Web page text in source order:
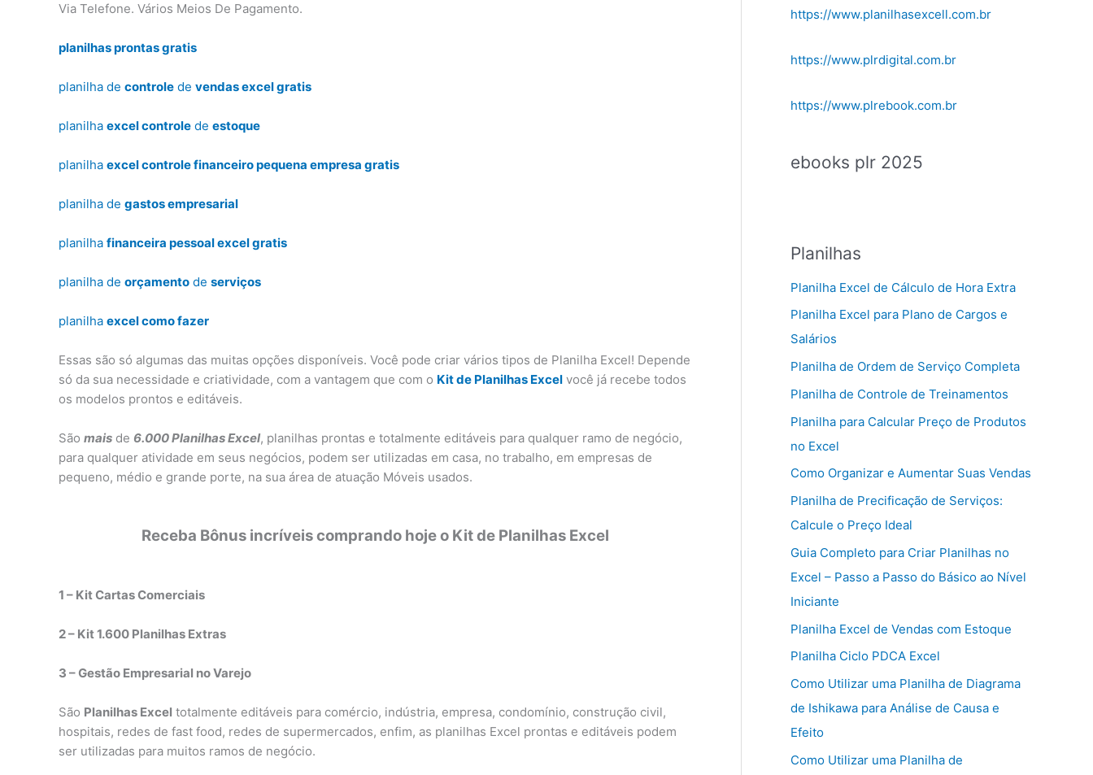
Via Telefone. Vários Meios De Pagamento.
planilhas prontas gratis
planilha de controle de vendas excel gratis
planilha excel controle de estoque
planilha excel controle financeiro pequena empresa gratis
planilha de gastos empresarial
planilha financeira pessoal excel gratis
planilha de orçamento de serviços
planilha excel como fazer
Essas são só algumas das muitas opções disponíveis. Você pode criar vários tipos de Planilha Excel! Depende
só da sua necessidade e criatividade, com a vantagem que com o Kit de Planilhas Excel você já recebe todos
os modelos prontos e editáveis.
São mais de 6.000 Planilhas Excel, planilhas prontas e totalmente editáveis para qualquer ramo de negócio,
para qualquer atividade em seus negócios, podem ser utilizadas em casa, no trabalho, em empresas de
pequeno, médio e grande porte, na sua área de atuação Móveis usados.
Receba Bônus incríveis comprando hoje o Kit de Planilhas Excel
1 – Kit Cartas Comerciais
2 – Kit 1.600 Planilhas Extras
3 – Gestão Empresarial no Varejo
São Planilhas Excel totalmente editáveis para comércio, indústria, empresa, condomínio, construção civil,
hospitais, redes de fast food, redes de supermercados, enfim, as planilhas Excel prontas e editáveis podem
ser utilizadas para muitos ramos de negócio.
https://www.planilhasexcell.com.br
https://www.plrdigital.com.br
https://www.plrebook.com.br
ebooks plr 2025
Planilhas
Planilha Excel de Cálculo de Hora Extra
Planilha Excel para Plano de Cargos e
Salários
Planilha de Ordem de Serviço Completa
Planilha de Controle de Treinamentos
Planilha para Calcular Preço de Produtos
no Excel
Como Organizar e Aumentar Suas Vendas
Planilha de Precificação de Serviços:
Calcule o Preço Ideal
Guia Completo para Criar Planilhas no
Excel – Passo a Passo do Básico ao Nível
Iniciante
Planilha Excel de Vendas com Estoque
Planilha Ciclo PDCA Excel
Como Utilizar uma Planilha de Diagrama
de Ishikawa para Análise de Causa e
Efeito
Como Utilizar uma Planilha de